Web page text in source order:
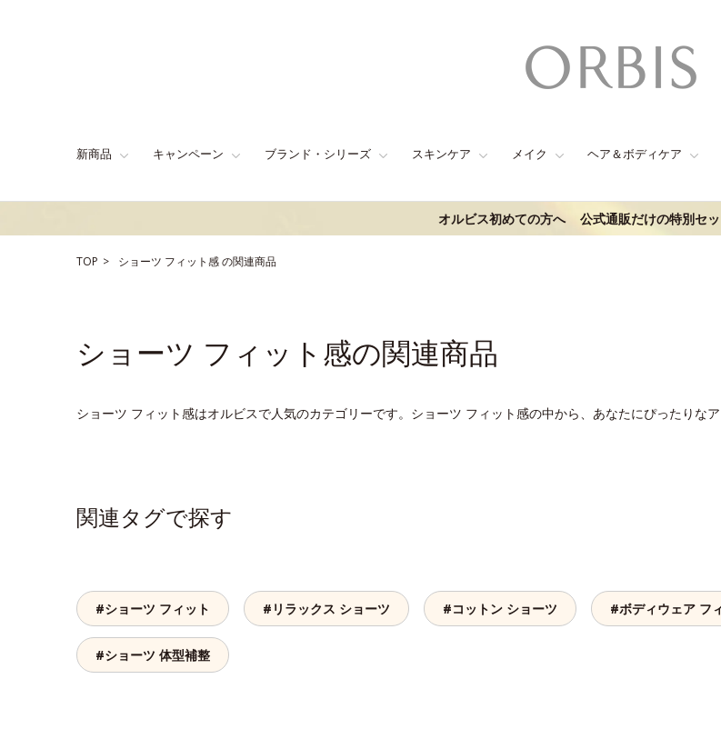
新商品 キャンペーン ブランド・シリーズ スキンケア メイク ヘア＆ボディケア
オルビス初めての方へ 公式通販だけの特別セ
TOP ショーツ フィット感の関連商品
ショーツ フィット感の関連商品
ショーツ フィット感はオルビスで人気のカテゴリーです。ショーツ フィット感の中から、あなたにぴったりなア
関連タグで探す
#ショーツ フィット #リラックス ショーツ #コットン ショーツ #ボディウェア フ
#ショーツ 体型補整